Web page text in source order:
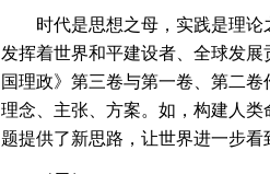
时代是思想之母，实践是理
发挥着世界和平建设者、全球发
国理政》第三卷与第一卷、第二
理念、主张、方案。如，构建人
题提供了新思路，让世界进一步看